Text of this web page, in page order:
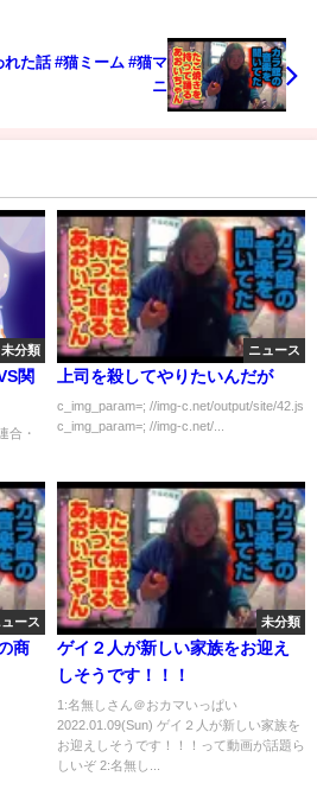
れた話 #猫ミーム #猫マ
ニ
未分類
関
合・
ニュース
上司を殺してやりたいんだが
c_img_param=; //img-c.net/output/site/42.js
c_img_param=; //img-c.net/...
ュース
商
未分類
ゲイ２人が新しい家族をお迎え
しそうです！！！
1:名無しさん＠おカマいっぱい
2022.01.09(Sun) ゲイ２人が新しい家族を
お迎えしそうです！！！って動画が話題ら
しいぞ 2:名無し...